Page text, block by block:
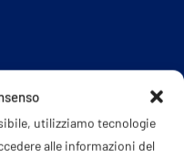
utilizziamo tecnologie
alle informazioni del